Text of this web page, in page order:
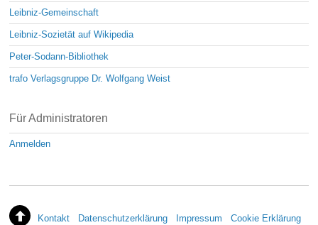
Leibniz-Gemeinschaft
Leibniz-Sozietät auf Wikipedia
Peter-Sodann-Bibliothek
trafo Verlagsgruppe Dr. Wolfgang Weist
Für Administratoren
Anmelden
Kontakt Datenschutzerklärung Impressum Cookie Erklärung